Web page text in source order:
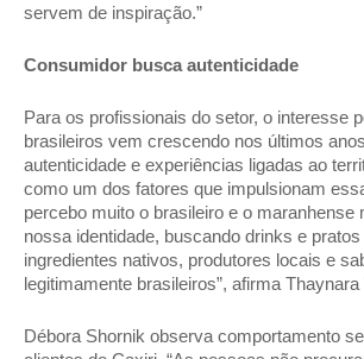
servem de inspiração.”
Consumidor busca autenticidade
Para os profissionais do setor, o interesse
brasileiros vem crescendo nos últimos
autenticidade e experiências ligadas ao
como um dos fatores que impulsionam
percebo muito o brasileiro e o maranhense
nossa identidade, buscando drinks e
ingredientes nativos, produtores locais e
legitimamente brasileiros”, afirma Thaynara
Débora Shornik observa comportamento